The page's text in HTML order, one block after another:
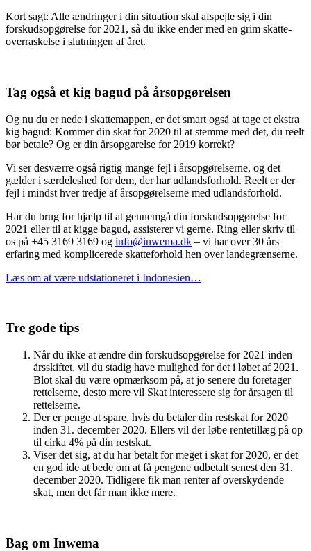
Kort sagt: Alle ændringer i din situation skal afspejle sig i din
forskudsopgørelse for 2021, så du ikke ender med en grim skatte-
overraskelse i slutningen af året.
Tag også et kig bagud på årsopgørelsen
Og nu du er nede i skattemappen, er det smart også at tage et ekstra
kig bagud: Kommer din skat for 2020 til at stemme med det, du reelt
bør betale? Og er din årsopgørelse for 2019 korrekt?
Vi ser desværre også rigtig mange fejl i årsopgørelserne, og det
gælder i særdeleshed for dem, der har udlandsforhold. Reelt er der
fejl i mindst hver tredje af årsopgørelserne med udlandsforhold.
Har du brug for hjælp til at gennemgå din forskudsopgørelse for
2021 eller til at kigge bagud, assisterer vi gerne. Ring eller skriv til
os på +45 3169 3169 og info@inwema.dk – vi har over 30 års
erfaring med komplicerede skatteforhold hen over landegrænserne.
Læs om at være udstationeret i Indonesien…
Tre gode tips
Når du ikke at ændre din forskudsopgørelse for 2021 inden
årsskiftet, vil du stadig have mulighed for det i løbet af 2021.
Blot skal du være opmærksom på, at jo senere du foretager
rettelserne, desto mere vil Skat interessere sig for årsagen til
rettelserne.
Der er penge at spare, hvis du betaler din restskat for 2020
inden 31. december 2020. Ellers vil der løbe rentetillæg på op
til cirka 4% på din restskat.
Viser det sig, at du har betalt for meget i skat for 2020, er det
en god ide at bede om at få pengene udbetalt senest den 31.
december 2020. Tidligere fik man renter af overskydende
skat, men det får man ikke mere.
Bag om Inwema